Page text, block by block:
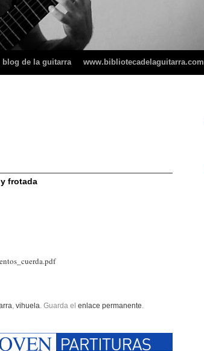
blog de la guitarra www.bibliotecadelaguitarra.com
frotada
vihuela . Guarda el enlace permanente